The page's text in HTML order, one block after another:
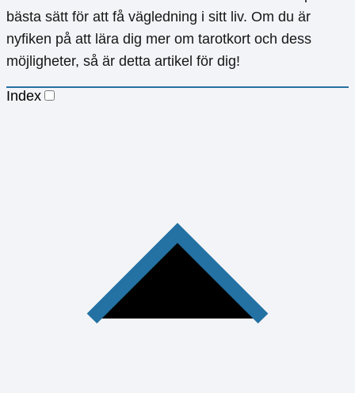
bästa sätt för att få vägledning i sitt liv. Om du är
nyfiken på att lära dig mer om tarotkort och dess
möjligheter, så är detta artikel för dig!
Index